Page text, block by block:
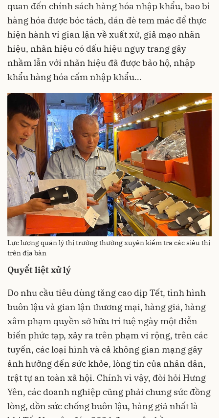
quan đến chính sách hàng hóa nhập khẩu, bao bì
hàng hóa được bóc tách, dán đè tem mác để thực
hiện hành vi gian lận về xuất xứ, giả mạo nhãn
hiệu, nhãn hiệu có dấu hiệu ngụy trang gây
nhầm lẫn với nhãn hiệu đã được bảo hộ, nhập
khẩu hàng hóa cấm nhập khẩu…
Lực lượng quản lý thị trường thường xuyên kiểm tra các siêu thị
trên địa bàn
Quyết liệt xử lý
Do nhu cầu tiêu dùng tăng cao dịp Tết, tình hình
buôn lậu và gian lận thương mại, hàng giả, hàng
xâm phạm quyền sở hữu trí tuệ ngày một diễn
biến phức tạp, xảy ra trên phạm vi rộng, trên các
tuyến, các loại hình và cả không gian mạng gây
ảnh hưởng đến sức khỏe, lòng tin của nhân dân,
trật tự an toàn xã hội. Chính vì vậy, đòi hỏi Hưng
Yên, các doanh nghiệp cũng phải chung sức đồng
lòng, dồn sức chống buôn lậu, hàng giả nhất là